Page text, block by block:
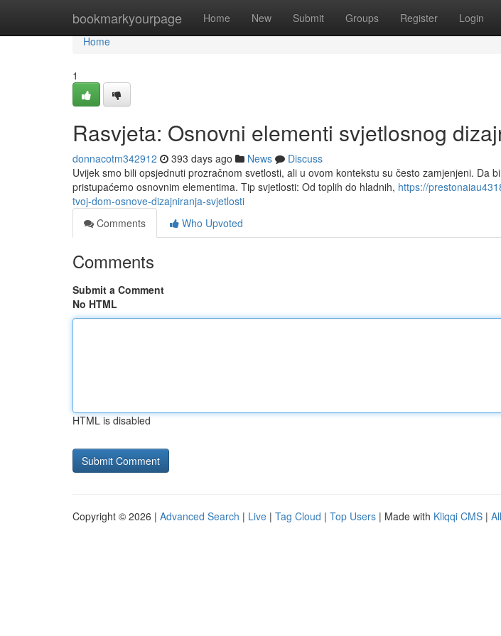
bookmarkyourpage Home New Submit Groups Register Login
Home
Home
1
Rasvjeta: Osnovni elementi svjetlosnog
donnacotm342912 393 days ago News
Discuss
Uvijek smo bili opsjednuti prozračnom svetlosti, ali u ovom kontekstu su često zamjenjeni. Da
pristupaćemo osnovnim elementima. Tip svjetlosti: Od toplih do hladnih, https://
tvoj-dom-osnove-dizajniranja-svjetlosti
Comments
Who Upvoted
Comments
Submit a Comment
No HTML
HTML is disabled
Copyright © 2026 | Advanced Search | Live | Tag Cloud | Top Users | Made with Kliqqi CMS |